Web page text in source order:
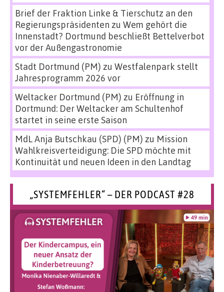
Brief der Fraktion Linke & Tierschutz an den
Regierungspräsidenten zu Wem gehört die
Innenstadt? Dortmund beschließt Bettelverbot
vor der Außengastronomie
Stadt Dortmund (PM) zu Westfalenpark stellt
Jahresprogramm 2026 vor
Weltacker Dortmund (PM) zu Eröffnung in
Dortmund: Der Weltacker am Schultenhof
startet in seine erste Saison
MdL Anja Butschkau (SPD) (PM) zu Mission
Wahlkreisverteidigung: Die SPD möchte mit
Kontinuität und neuen Ideen in den Landtag
„SYSTEMFEHLER“ – DER PODCAST #28